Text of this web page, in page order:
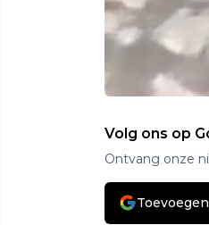
Volg ons op
Ontvang onze